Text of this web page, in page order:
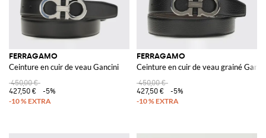
FERRAGAMO
Ceinture en cuir de veau Gancini
450,00 €
427,50 €
-5%
FERRAGAMO
Ceinture en cuir de veau grainé
450,00 €
427,50 €
-5%